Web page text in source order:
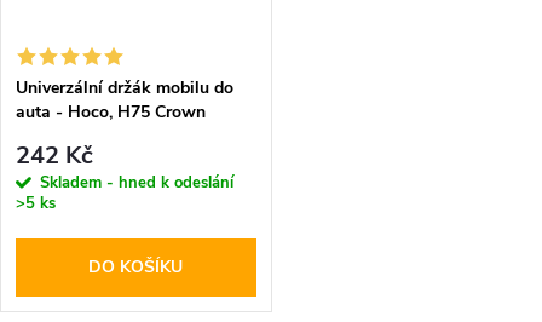
Univerzální držák mobilu do
auta - Hoco, H75 Crown
242 Kč
Skladem - hned k odeslání
>5 ks
DO KOŠÍKU